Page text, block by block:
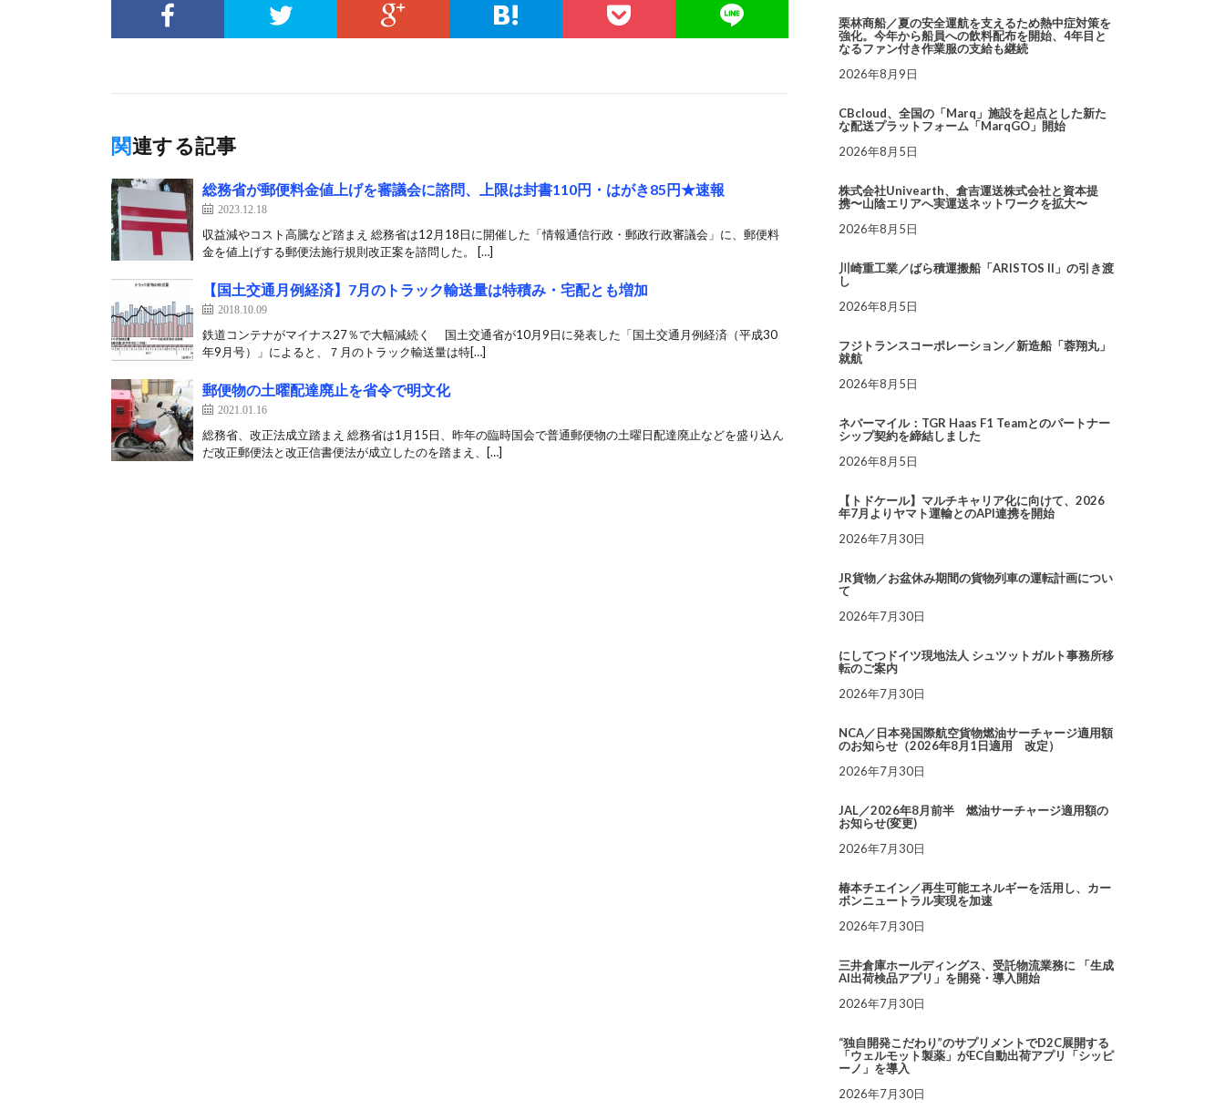
関連する記事
総務省が郵便料金値上げを審議会に諮問、上限は封書110円・はがき85円★速報
2023.12.18
収益減やコスト高騰など踏まえ 総務省は12月18日に開催した「情報通信行政・郵政行政審議会」に、郵便料
金を値上げする郵便法施行規則改正案を諮問した。 […]
【国土交通月例経済】7月のトラック輸送量は特積み・宅配とも増加
2018.10.09
鉄道コンテナがマイナス27％で大幅減続く 国土交通省が10月9日に発表した「国土交通月例経済（平成30
年9月号）」によると、７月のトラック輸送量は特[…]
郵便物の土曜配達廃止を省令で明文化
2021.01.16
総務省、改正法成立踏まえ 総務省は1月15日、昨年の臨時国会で普通郵便物の土曜日配達廃止などを盛り込ん
だ改正郵便法と改正信書便法が成立したのを踏まえ、[…]
栗林商船／夏の安全運航を支えるため熱中症対策を
強化。今年から船員への飲料配布を開始、4年目と
なるファン付き作業服の支給も継続
2026年8月9日
CBcloud、全国の「Marq」施設を起点とした新た
な配送プラットフォーム「MarqGO」開始
2026年8月5日
株式会社Univearth、倉吉運送株式会社と資本提
携〜山陰エリアへ実運送ネットワークを拡大〜
2026年8月5日
川崎重工業／ばら積運搬船「ARISTOS II」の引き渡
し
2026年8月5日
フジトランスコーポレーション／新造船「蓉翔丸」
就航
2026年8月5日
ネバーマイル：TGR Haas F1 Teamとのパートナー
シップ契約を締結しました
2026年8月5日
【トドケール】マルチキャリア化に向けて、2026
年7月よりヤマト運輸とのAPI連携を開始
2026年7月30日
JR貨物／お盆休み期間の貨物列車の運転計画につい
て
2026年7月30日
にしてつドイツ現地法人 シュツットガルト事務所移
転のご案内
2026年7月30日
NCA／日本発国際航空貨物燃油サーチャージ適用額
のお知らせ（2026年8月1日適用 改定）
2026年7月30日
JAL／2026年8月前半 燃油サーチャージ適用額の
お知らせ(変更)
2026年7月30日
椿本チエイン／再生可能エネルギーを活用し、カー
ボンニュートラル実現を加速
2026年7月30日
三井倉庫ホールディングス、受託物流業務に 「生成
AI出荷検品アプリ」を開発・導入開始
2026年7月30日
“独自開発こだわり”のサプリメントでD2C展開する
「ウェルモット製薬」がEC自動出荷アプリ「シッピ
ーノ」を導入
2026年7月30日